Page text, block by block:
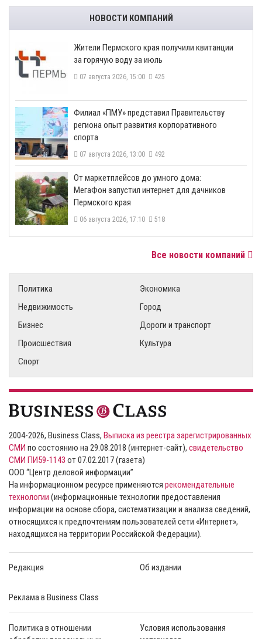
НОВОСТИ КОМПАНИЙ
​Жители Пермского края получили квитанции
за горячую воду за июль
07 августа 2026, 15:00 425
​Филиал «ПМУ» представил Правительству
региона опыт развития корпоративного
спорта
07 августа 2026, 13:00 492
От маркетплейсов до умного дома:
МегаФон запустил интернет для дачников
Пермского края
06 августа 2026, 17:10 518
Все новости компаний
Политика
Экономика
Недвижимость
Город
Бизнес
Дороги и транспорт
Происшествия
Культура
Спорт
2004-2026, Business Class, Выписка из реестра зарегистрированных
СМИ по состоянию на 29.08.2018 (интернет-сайт), свидетельство
СМИ ПИ59-1143 от 07.02.2017 (газета)
ООО “Центр деловой информации”
На информационном ресурсе применяются рекомендательные
технологии (информационные технологии предоставления
информации на основе сбора, систематизации и анализа сведений,
относящихся к предпочтениям пользователей сети «Интернет»,
находящихся на территории Российской Федерации).
Редакция Об издании
Реклама в Business Class
Политика в отношении
Условия использования